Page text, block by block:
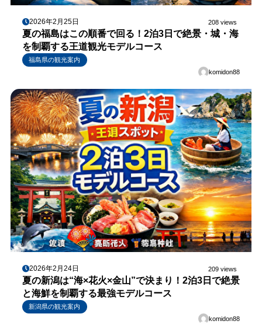
2026年2月25日 208 views
夏の福島はこの順番で回る！2泊3日で絶景・城・海
を制覇する王道観光モデルコース
福島県の観光案内
komidon88
2026年2月24日 209 views
夏の新潟は“海×花火×金山”で決まり！2泊3日で絶景
と海鮮を制覇する最強モデルコース
新潟県の観光案内
komidon88